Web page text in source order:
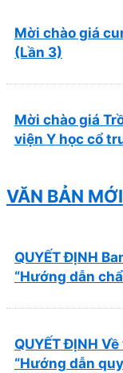
Mời chào giá
(Lần 3)
Mời chào giá
viện Y học cổ
VĂN BẢN MỚI
QUYẾT ĐỊNH
“Hướng dẫn
QUYẾT ĐỊNH
“Hướng dẫn